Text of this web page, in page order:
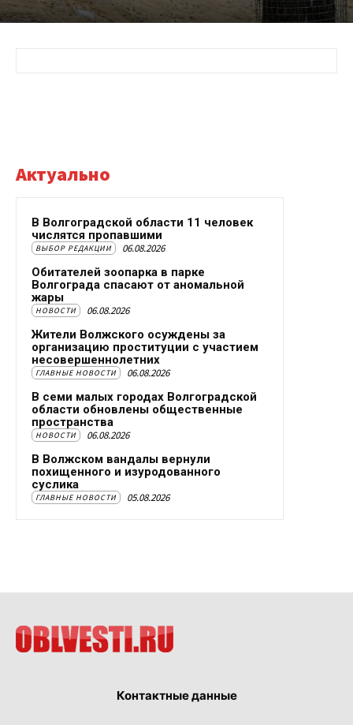
Актуально
В Волгоградской области 11 человек
числятся пропавшими
ВЫБОР РЕДАКЦИИ 06.08.2026
Обитателей зоопарка в парке
Волгограда спасают от аномальной
жары
НОВОСТИ 06.08.2026
Жители Волжского осуждены за
организацию проституции с участием
несовершеннолетних
ГЛАВНЫЕ НОВОСТИ 06.08.2026
В семи малых городах Волгоградской
области обновлены общественные
пространства
НОВОСТИ 06.08.2026
В Волжском вандалы вернули
похищенного и изуродованного
суслика
ГЛАВНЫЕ НОВОСТИ 05.08.2026
Контактные данные